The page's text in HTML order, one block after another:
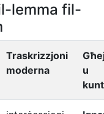
lemma fil-
Traskrizzjoni
moderna
u